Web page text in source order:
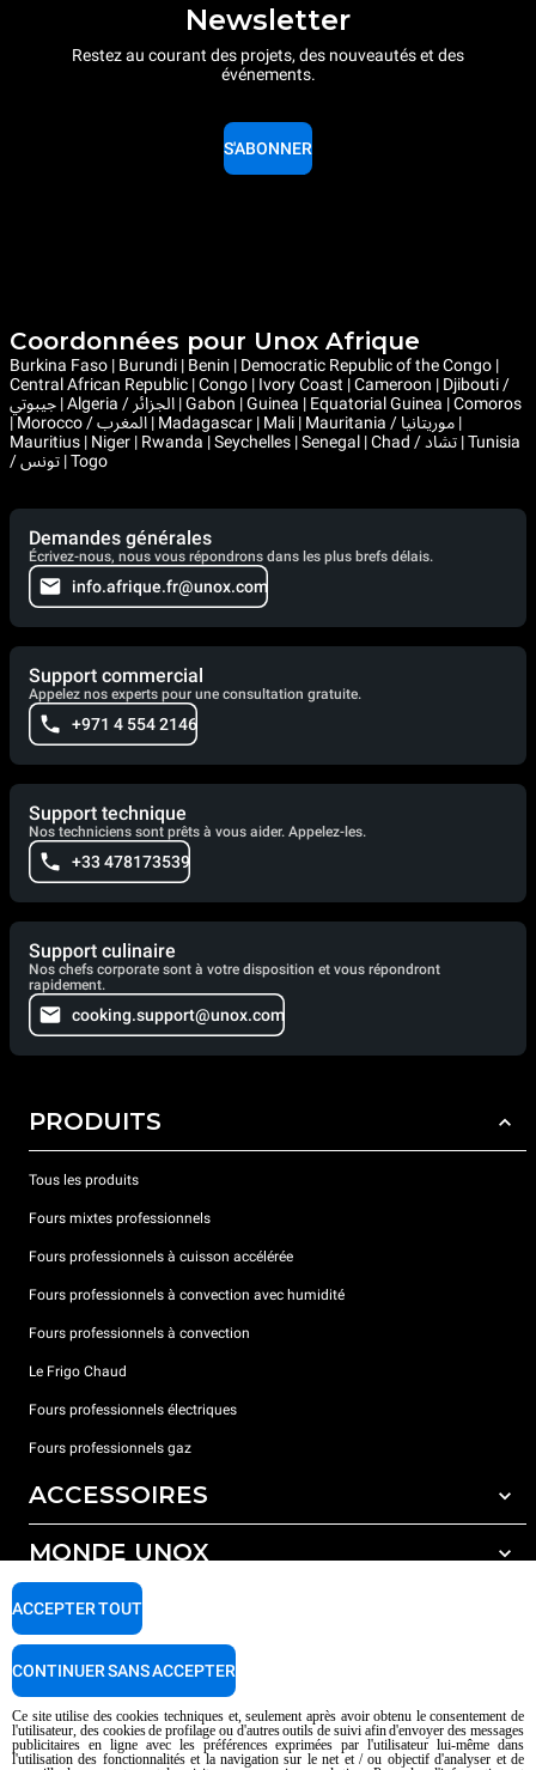
Newsletter
Restez au courant des projets, des nouveautés et des
événements.
S'ABONNER
Coordonnées pour Unox Afrique
Burkina Faso | Burundi | Benin | Democratic Republic of the Congo |
Central African Republic | Congo | Ivory Coast | Cameroon | Djibouti /
جيبوتي | Algeria / الجزائر | Gabon | Guinea | Equatorial Guinea | Comoros
| Morocco / المغرب | Madagascar | Mali | Mauritania / موريتانيا |
Mauritius | Niger | Rwanda | Seychelles | Senegal | Chad / تشاد | Tunisia
/ تونس | Togo
Demandes générales
Écrivez-nous, nous vous répondrons dans les plus brefs délais.
info.afrique.fr@unox.com
Support commercial
Appelez nos experts pour une consultation gratuite.
+971 4 554 2146
Support technique
Nos techniciens sont prêts à vous aider. Appelez-les.
+33 478173539
Support culinaire
Nos chefs corporate sont à votre disposition et vous répondront
rapidement.
cooking.support@unox.com
PRODUITS
Tous les produits
Fours mixtes professionnels
Fours professionnels à cuisson accélérée
Fours professionnels à convection avec humidité
Fours professionnels à convection
Le Frigo Chaud
Fours professionnels électriques
Fours professionnels gaz
ACCESSOIRES
Tous les accessoires
Détergents pour lavage automatique
Détergents pour lavage manuel
Traitement de l'eau avec filtres à résine
MONDE UNOX
Nos bureaux dans le monde
SUPPORT
Garantie Unox
Trouver les Centres SAV
AI Content Disclaimer
Privacy policy Cookie policy
Ce site utilise des cookies techniques et, seulement après avoir obtenu le consentement de
l'utilisateur, des cookies de profilage ou d'autres outils de suivi afin d'envoyer des messages
publicitaires en ligne avec les préférences exprimées par l'utilisateur lui-même dans
l'utilisation des fonctionnalités et la navigation sur le net et / ou objectif d'analyser et de
ACCEPTER TOUT
CONTINUER SANS ACCEPTER